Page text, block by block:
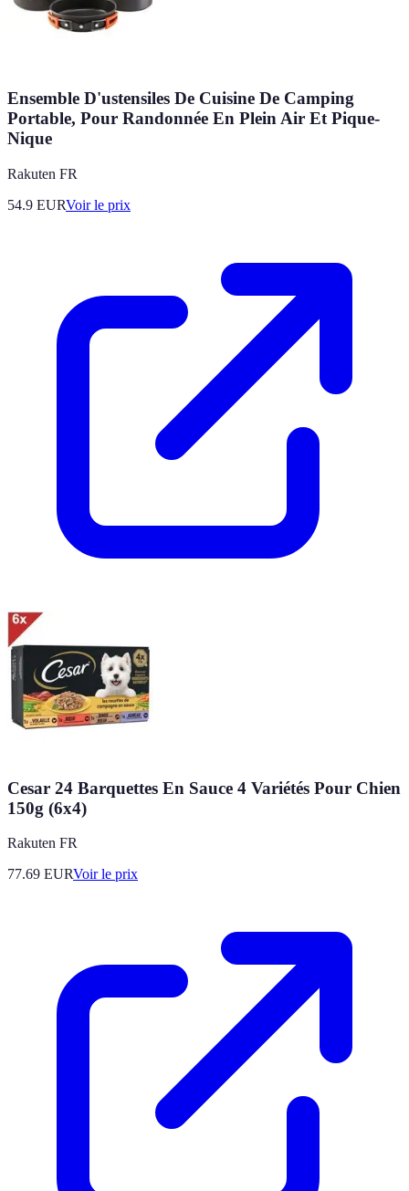
Ensemble D'ustensiles De Cuisine De Camping
Portable, Pour Randonnée En Plein Air Et Pique-
Nique
Rakuten FR
54.9 EURVoir le prix
Cesar 24 Barquettes En Sauce 4 Variétés Pour Chien
150g (6x4)
Rakuten FR
77.69 EURVoir le prix